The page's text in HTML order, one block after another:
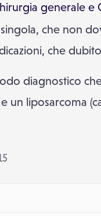
generale e
che non
che
diagnostico
un liposarcoma